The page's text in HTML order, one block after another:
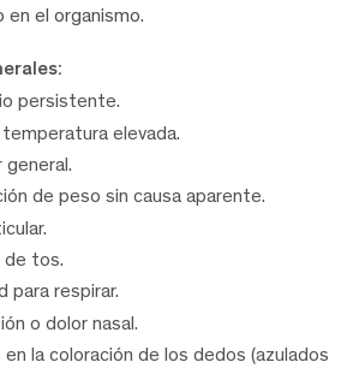
el organismo.
persistente.
elevada.
general.
de peso sin causa aparente.
de tos.
para respirar.
o dolor nasal.
en la coloración de los dedos (azulados